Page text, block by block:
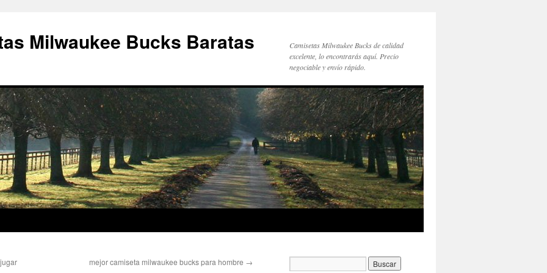
Milwaukee Bucks Baratas
Camisetas Milwaukee Bucks de calidad
excelente, lo encontrarás aquí. Precio
negociable y envío rápido.
mejor camiseta milwaukee bucks para hombre →